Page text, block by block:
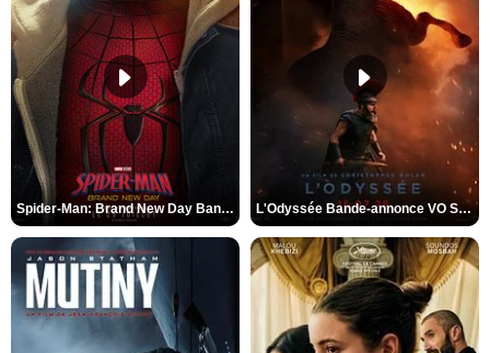
Spider-Man: Brand New Day Bande-annonce VO STFR L'Odyssée Bande-annonce VO STFR